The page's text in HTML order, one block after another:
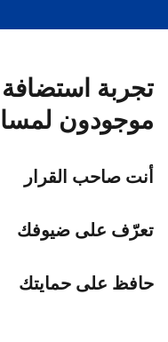
تجربة
موجودون
أنت صاحب القرار
تعرّف على ضيوفك
حافظ على حمايتك